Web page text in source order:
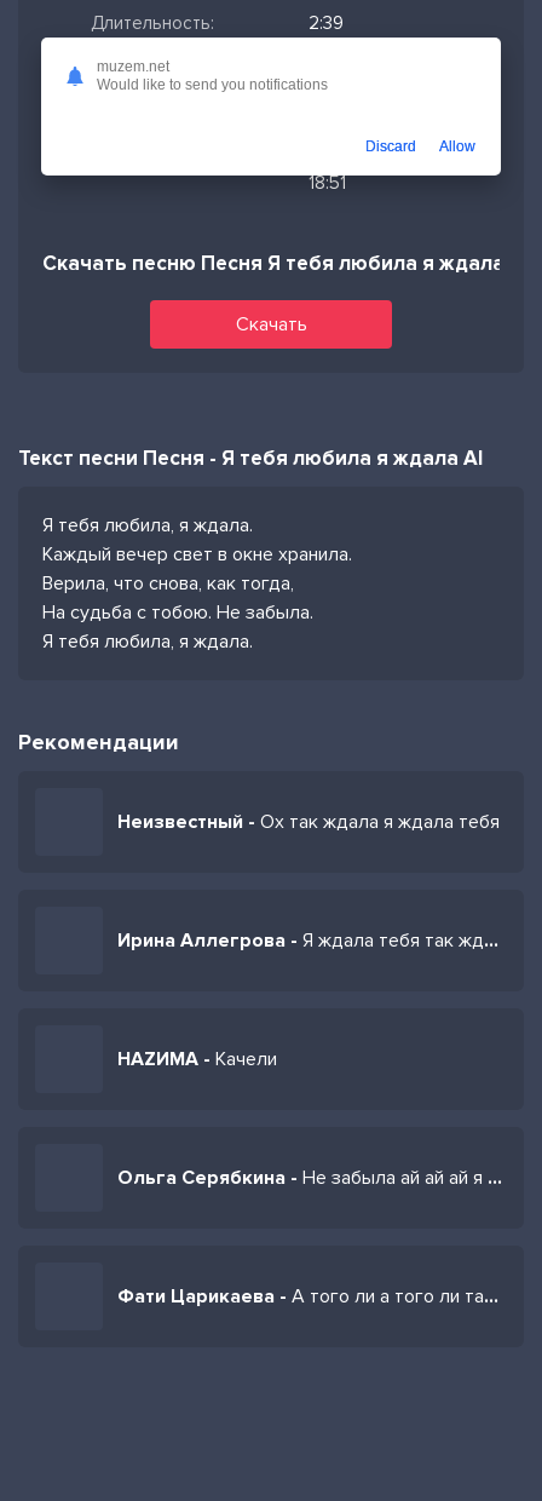
Длительность:
2:39
Размер файла:
18:51
Скачать песню Песня Я тебя любила я ждала AI
Скачать
Текст песни Песня - Я тебя любила я ждала AI
Я тебя любила, я ждала.
Каждый вечер свет в окне хранила.
Верила, что снова, как тогда,
На судьба с тобою. Не забыла.
Я тебя любила, я ждала.
Рекомендации
Неизвестный - Ох так ждала я ждала тебя
Ирина Аллегрова - Я ждала тебя так ждала (TikTok Remix)
НАZИМА - Качели
Ольга Серябкина - Не забыла ай ай ай я так любила
Фати Царикаева - А того ли а того ли так любила так любила
muzem.net
Would like to send you notifications
Discard Allow